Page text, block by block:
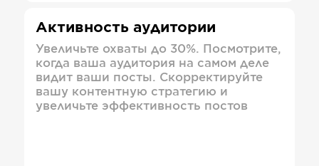
Активность аудитории
Увеличьте охваты до 30%. Посмотрите,
когда ваша аудитория на самом деле
видит ваши посты. Скорректируйте
вашу контентную стратегию и
увеличьте эффективность постов